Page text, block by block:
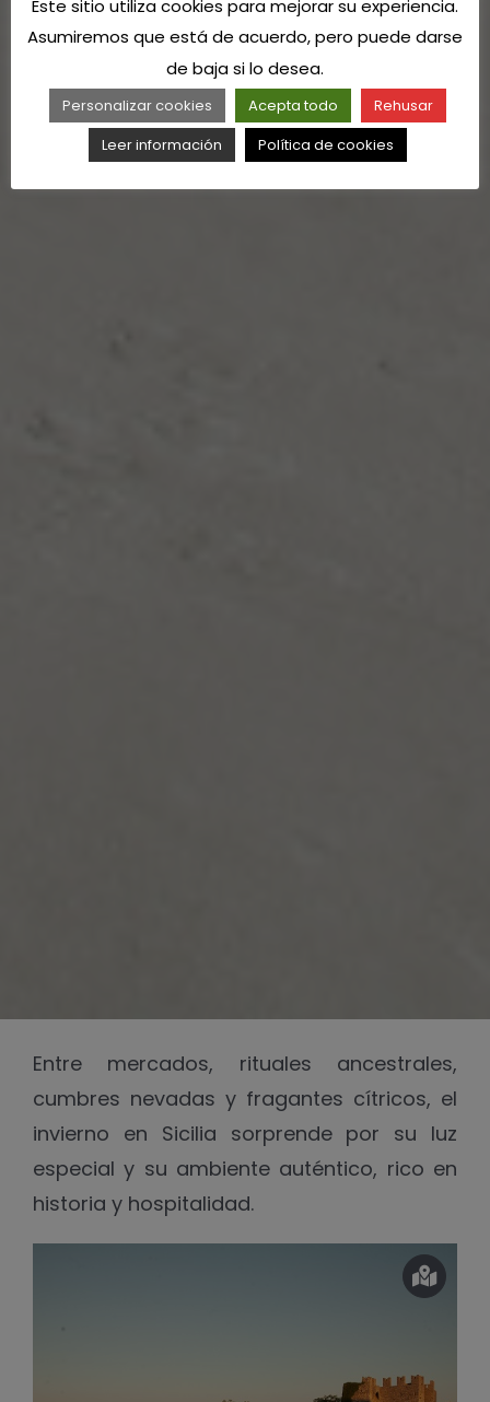
Entre mercados, rituales ancestrales,
cumbres nevadas y fragantes cítricos, el
invierno en Sicilia sorprende por su luz
especial y su ambiente auténtico, rico en
historia y hospitalidad.
Este sitio utiliza cookies para mejorar su experiencia.
Asumiremos que está de acuerdo, pero puede darse
de baja si lo desea.
Personalizar cookies Acepta todo
Rehusar
Leer información
Política de cookies